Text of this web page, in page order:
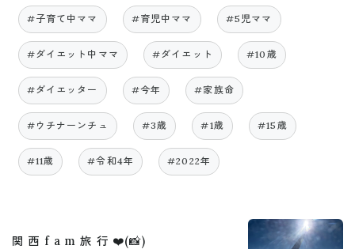
#子育て中ママ #育児中ママ #5児ママ
#ダイエット中ママ #ダイエット #10歳
#ダイエッター #今年 #家族命
#ウチナーンチュ #3歳 #1歳 #15歳
#11歳 #令和4年 #2022年
関 西 f a m 旅 行 ❤️(📸)